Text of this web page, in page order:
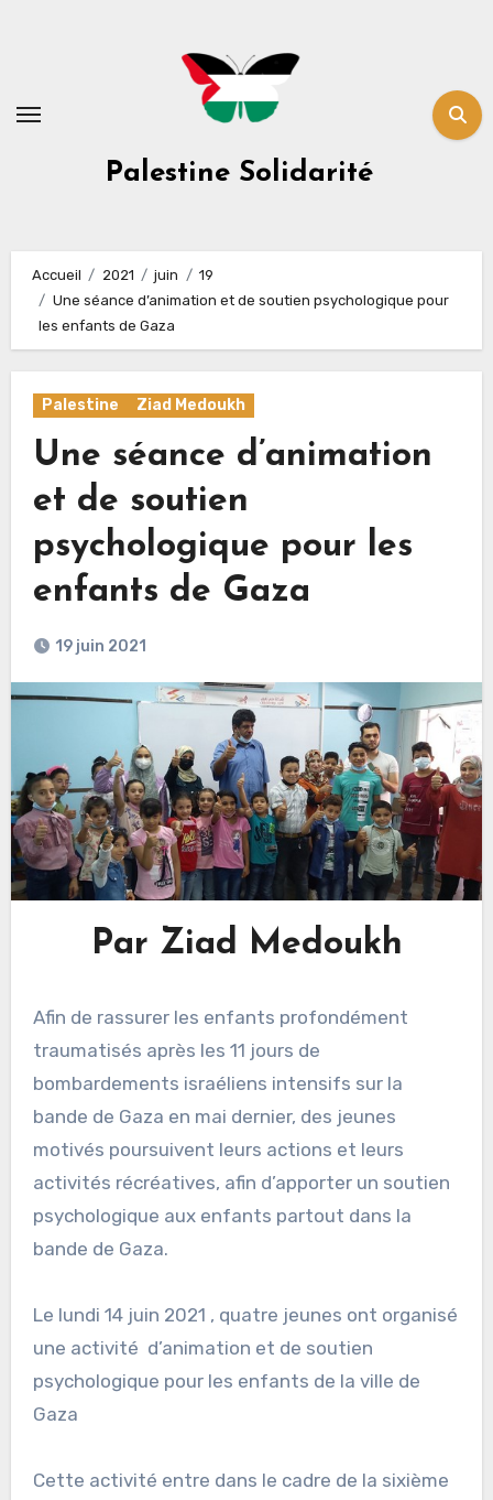
Palestine Solidarité
Accueil 2021 juin
19
Une séance d’animation et de soutien psychologique pour
les enfants de Gaza
Palestine Ziad Medoukh
Une séance d’animation
et de soutien
psychologique pour les
enfants de Gaza
19 juin 2021
Par Ziad Medoukh
Afin de rassurer les enfants profondément
traumatisés après les 11 jours de
bombardements israéliens intensifs sur la
bande de Gaza en mai dernier, des jeunes
motivés poursuivent leurs actions et leurs
activités récréatives, afin d’apporter un soutien
psychologique aux enfants partout dans la
bande de Gaza.
Le lundi 14 juin 2021 , quatre jeunes ont organisé
une activité d’animation et de soutien
psychologique pour les enfants de la ville de
Gaza
Cette activité entre dans le cadre de la sixième